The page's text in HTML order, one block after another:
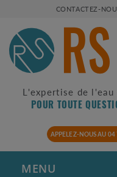
CONTACTEZ-
L'expertise de
POUR TOUTE
APPELEZ-NOUS AU
MENU